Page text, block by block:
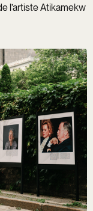
l’artiste Atikamekw